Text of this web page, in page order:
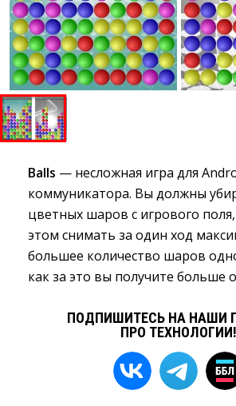
Balls — несложная игра для
коммуникатора. Вы должны
цветных шаров с игрового
этом снимать за один ход
большее количество шаров
как за это вы получите больше
ПОДПИШИТЕСЬ НА НАШИ
ПРО ТЕХНОЛОГИИ!